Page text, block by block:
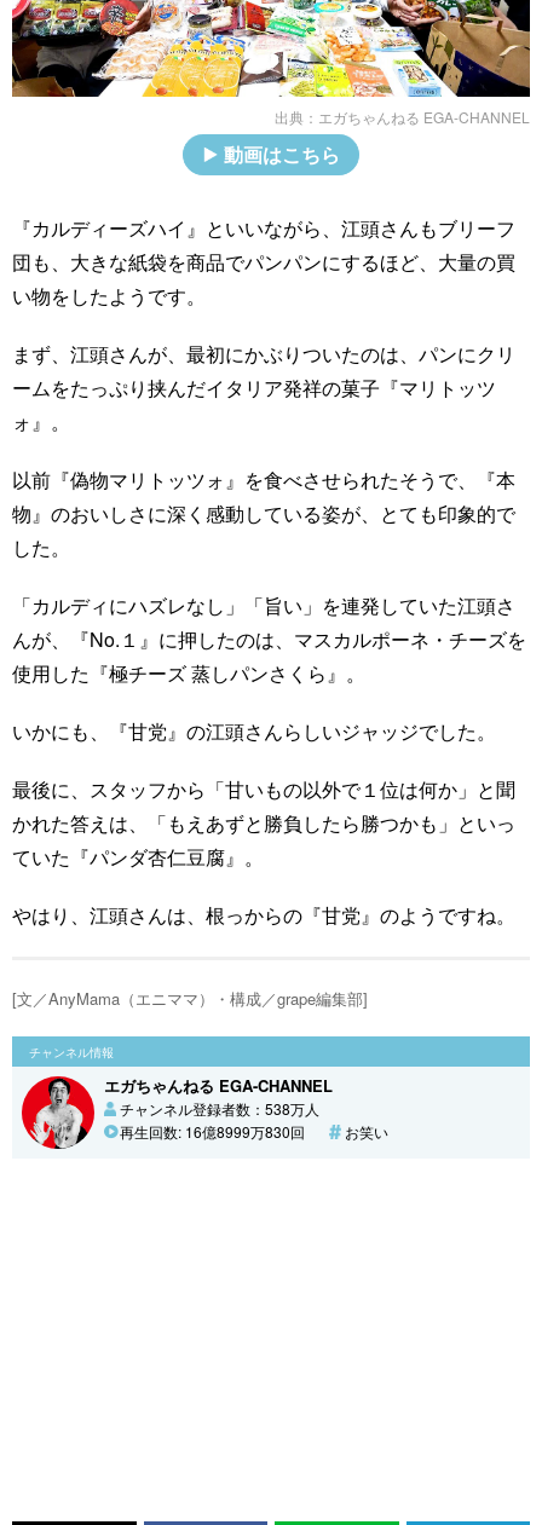
出典： エガちゃんねる EGA-CHANNEL
動画はこちら
『カルディーズハイ』といいながら、江頭さんもブリーフ
団も、大きな紙袋を商品でパンパンにするほど、大量の買
い物をしたようです。
まず、江頭さんが、最初にかぶりついたのは、パンにクリ
ームをたっぷり挟んだイタリア発祥の菓子『マリトッツ
ォ』。
以前『偽物マリトッツォ』を食べさせられたそうで、『本
物』のおいしさに深く感動している姿が、とても印象的で
した。
「カルディにハズレなし」「旨い」を連発していた江頭さ
んが、『No.１』に押したのは、マスカルポーネ・チーズを
使用した『極チーズ 蒸しパンさくら』。
いかにも、『甘党』の江頭さんらしいジャッジでした。
最後に、スタッフから「甘いもの以外で１位は何か」と聞
かれた答えは、「もえあずと勝負したら勝つかも」といっ
ていた『パンダ杏仁豆腐』。
やはり、江頭さんは、根っからの『甘党』のようですね。
[文／AnyMama（エニママ）・構成／grape編集部]
チャンネル情報
エガちゃんねる EGA-CHANNEL
チャンネル登録者数：538万人
再生回数: 16億8999万830回
お笑い